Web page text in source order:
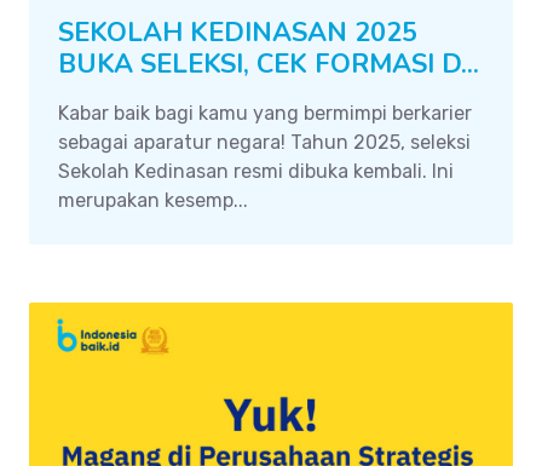
SEKOLAH KEDINASAN 2025
BUKA SELEKSI, CEK FORMASI D...
Kabar baik bagi kamu yang bermimpi berkarier
sebagai aparatur negara! Tahun 2025, seleksi
Sekolah Kedinasan resmi dibuka kembali. Ini
merupakan kesemp...